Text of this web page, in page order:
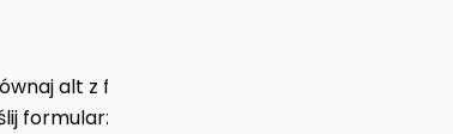
alt z funkcją obrazu na stronie.
formularz z błędami i przeczytaj komunikaty.